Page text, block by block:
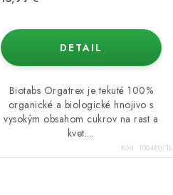
t
o
v
DETAIL
Biotabs Orgatrex je tekuté 100%
organické a biologické hnojivo s
vysokým obsahom cukrov na rast a
kvet....
Kód: 100400/1L